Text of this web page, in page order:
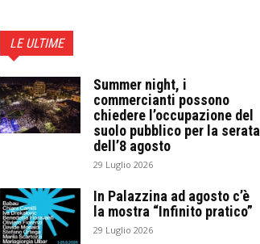
LE ULTIME
Summer night, i
commercianti possono
chiedere l’occupazione del
suolo pubblico per la serata
dell’8 agosto
29 Luglio 2026
In Palazzina ad agosto c’è
la mostra “Infinito pratico”
29 Luglio 2026